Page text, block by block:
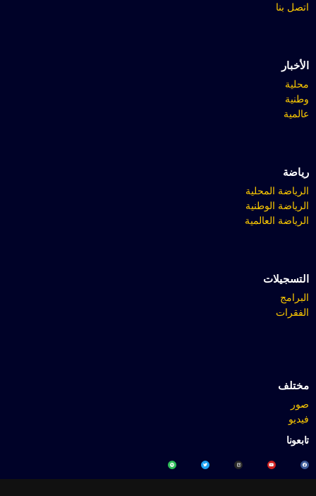
اتصل بنا
الأخبار
محلية
وطنية
عالمية
رياضة
الرياضة المحلية
الرياضة الوطنية
الرياضة العالمية
التسجيلات
البرامج
الفقرات
مختلف
صور
فيديو
تابعونا